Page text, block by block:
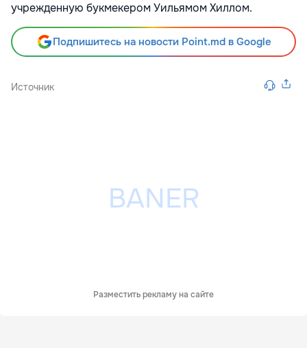
учрежденную букмекером Уильямом Хиллом.
Подпишитесь на новости Point.md в Google
Источник
Разместить рекламу на сайте